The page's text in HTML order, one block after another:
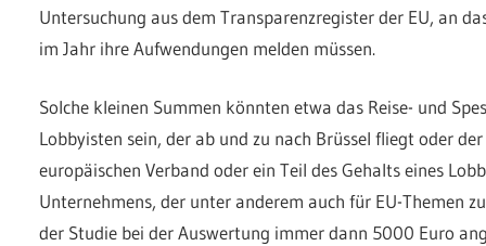
Untersuchung aus dem Transparenzregister der EU, an
im Jahr ihre Aufwendungen melden müssen.
Solche kleinen Summen könnten etwa das Reise- und
Lobbyisten sein, der ab und zu nach Brüssel fliegt oder
europäischen Verband oder ein Teil des Gehalts eines
Unternehmens, der unter anderem auch für EU-Themen
der Studie bei der Auswertung immer dann 5000 Euro